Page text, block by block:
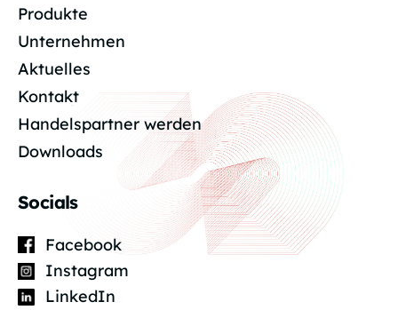
Produkte
Unternehmen
Aktuelles
Kontakt
Handelspartner werden
Downloads
Socials
Facebook
Instagram
LinkedIn